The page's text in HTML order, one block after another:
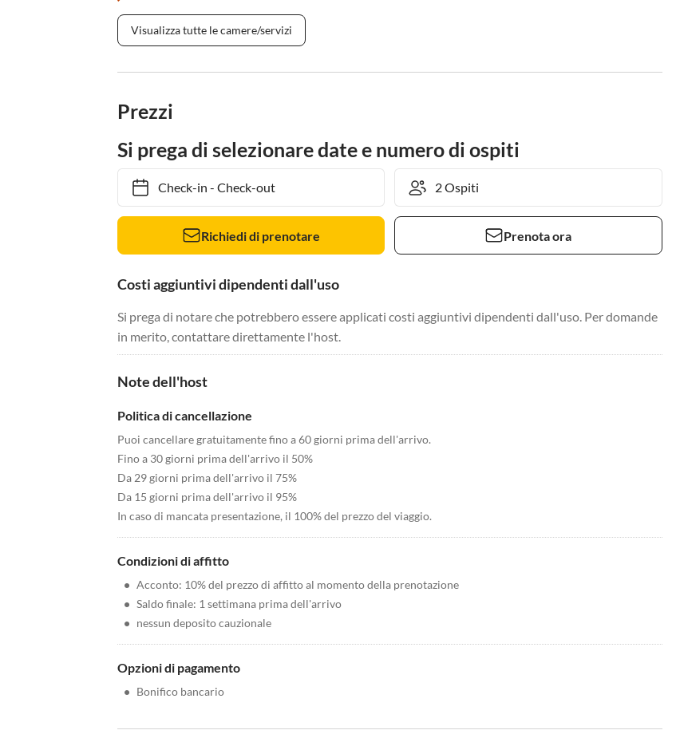
Visualizza tutte le camere/servizi
Prezzi
Si prega di selezionare date e numero di ospiti
Check-in- Check-out
Richiedi di prenotare Prenota ora
Costi aggiuntivi dipendenti dall'uso
Si prega di notare che potrebbero essere applicati costi aggiuntivi dipendenti dall'uso. Per domande
in merito, contattare direttamente l'host.
Note dell'host
Politica di cancellazione
Puoi cancellare gratuitamente fino a 60 giorni prima dell'arrivo.
Fino a 30 giorni prima dell'arrivo il 50%
Da 29 giorni prima dell'arrivo il 75%
Da 15 giorni prima dell'arrivo il 95%
In caso di mancata presentazione, il 100% del prezzo del viaggio.
Condizioni di affitto
• Acconto: 10% del prezzo di affitto al momento della prenotazione
• Saldo finale: 1 settimana prima dell'arrivo
• nessun deposito cauzionale
Opzioni di pagamento
• Bonifico bancario